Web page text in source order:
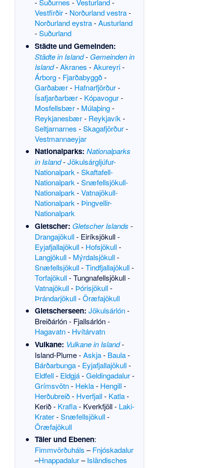
-Suðurnes -Vesturland-
Vestfirðir- Norðurland vestra-
Norðurland eystra-Austurland
-Suðurland
Städte und Gemeinden:
Städte in Island- Gemeinden in
Island-Akranes -Akureyri-
Árborg- Fjarðabyggð-
Garðabær- Hafnarfjörður-
Ísafjarðarbær- Kópavogur-
Mosfellsbær- Múlaþing-
Reykjanesbær- Reykjavík -
Seltjarnarnes -Skagafjörður-
Vestmannaeyjar
Nationalparks: Nationalparks
in Island-Jökulsárgljúfur-
Nationalpark -Skaftafell-
Nationalpark -Snæfellsjökull-
Nationalpark -Vatnajökull-
Nationalpark - Þingvellir-
Nationalpark
Gletscher: Gletscher Islands -
Drangajökull- Eiríksjökull-
Eyjafjallajökull- Hofsjökull-
Langjökull- Mýrdalsjökull-
Snæfellsjökull-Tindfjallajökull-
Torfajökull-Tungnafellsjökull-
Vatnajökull- Þórisjökull-
Þrándarjökull-Öræfajökull
Gletscherseen: Jökulsárlón-
Breiðárlón- Fjallsárlón-
Hagavatn- Hvítárvatn
Vulkane: Vulkane in Island-
Island-Plume-Askja- Baula-
Bárðarbunga- Eyjafjallajökull-
Eldfell- Eldgjá-Geldingadalur-
Grímsvötn- Hekla- Hengill-
Herðubreið- Hverfjall- Katla-
Kerið- Krafla- Kverkfjöll- Laki-
Krater-Snæfellsjökull-
Öræfajökull
Täler und Ebenen:
Fimmvörðuháls –Fnjóskadalur
–Hnappadalur–Isländisches